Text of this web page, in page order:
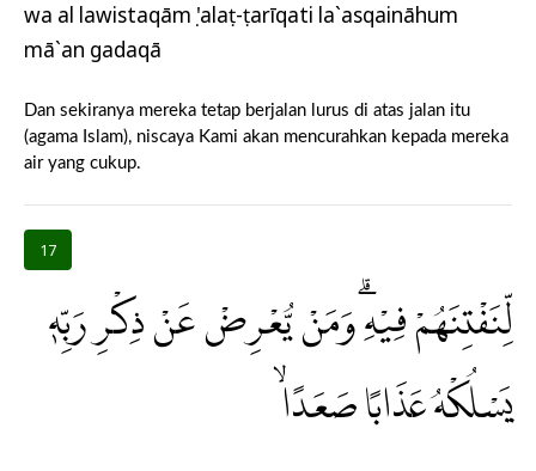
wa al lawistaqāmụ 'alaṭ-ṭarīqati la`asqaināhum
mā`an gadaqā
Dan sekiranya mereka tetap berjalan lurus di atas jalan itu
(agama Islam), niscaya Kami akan mencurahkan kepada mereka
air yang cukup.
17
لِّنَفْتِنَهُمْ فِيْهِۗ وَمَنْ يُّعْرِضْ عَنْ ذِكْرِ رَبِّهٖ
يَسْلُكْهُ عَذَابًا صَعَدًاۙ